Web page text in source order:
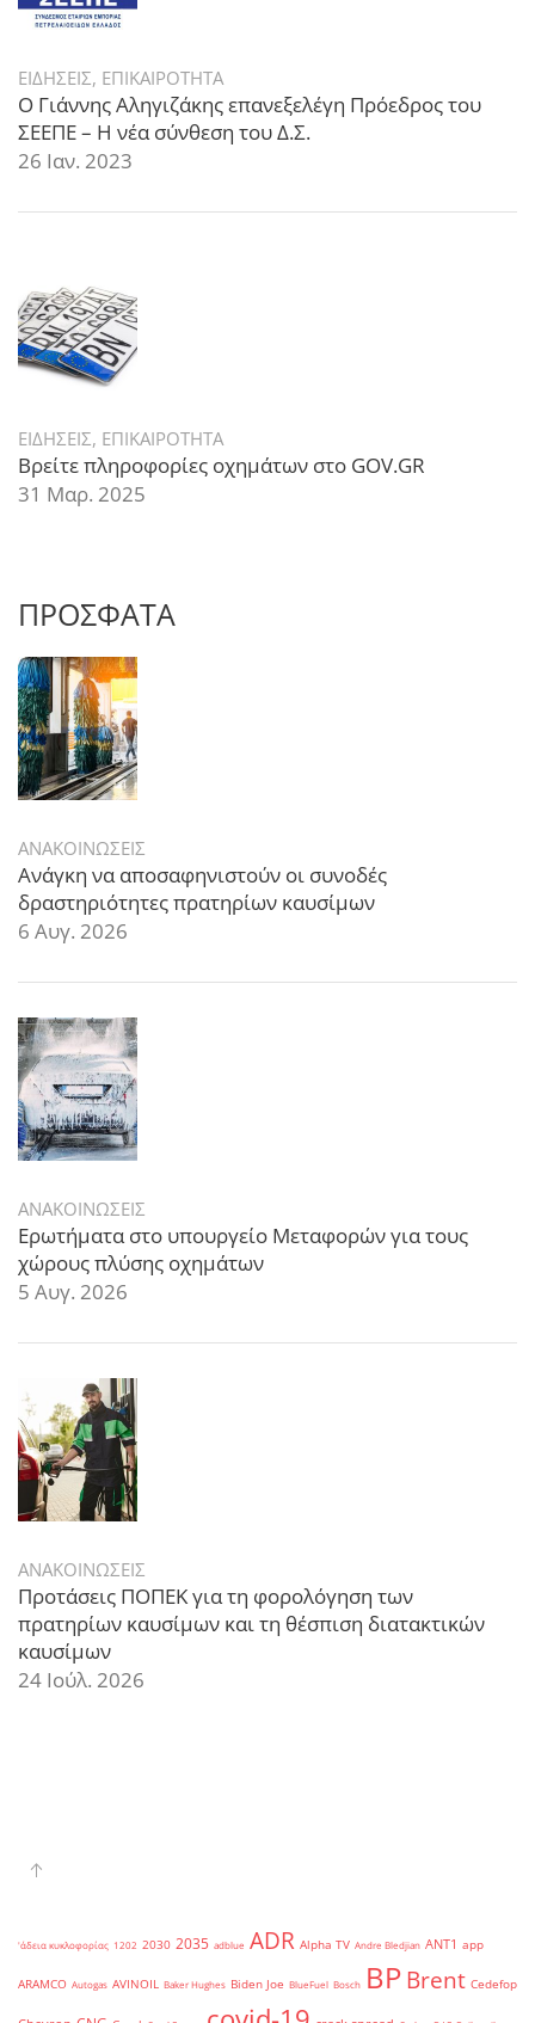
ΕΙΔΗΣΕΙΣ, ΕΠΙΚΑΙΡΟΤΗΤΑ
Ο Γιάννης Αληγιζάκης επανεξελέγη Πρόεδρος του
ΣΕΕΠΕ – Η νέα σύνθεση του Δ.Σ.
26 Ιαν. 2023
ΕΙΔΗΣΕΙΣ, ΕΠΙΚΑΙΡΟΤΗΤΑ
Βρείτε πληροφορίες οχημάτων στο GOV.GR
31 Μαρ. 2025
ΠΡΟΣΦΑΤΑ
ΑΝΑΚΟΙΝΩΣΕΙΣ
Ανάγκη να αποσαφηνιστούν οι συνοδές
δραστηριότητες πρατηρίων καυσίμων
6 Αυγ. 2026
ΑΝΑΚΟΙΝΩΣΕΙΣ
Ερωτήματα στο υπουργείο Μεταφορών για τους
χώρους πλύσης οχημάτων
5 Αυγ. 2026
ΑΝΑΚΟΙΝΩΣΕΙΣ
Προτάσεις ΠΟΠΕΚ για τη φορολόγηση των
πρατηρίων καυσίμων και τη θέσπιση διατακτικών
καυσίμων
24 Ιούλ. 2026
'άδεια κυκλοφορίας 1202 2030 2035 adblue ADR Alpha TV Andre Bledjian ANT1 app
ARAMCO Autogas AVINOIL Baker Hughes Biden Joe BlueFuel Bosch BPBrent Cedefop